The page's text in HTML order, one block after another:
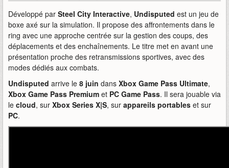
Développé par Steel City Interactive, Undisputed est un jeu de
boxe axé sur la simulation. Il propose des affrontements dans le
ring avec une approche centrée sur la gestion des coups, des
déplacements et des enchaînements. Le titre met en avant une
présentation proche des retransmissions sportives, avec des
modes dédiés aux combats.
Undisputed arrive le 8 juin dans Xbox Game Pass Ultimate,
Xbox Game Pass Premium et PC Game Pass. Il sera jouable via
le cloud, sur Xbox Series X|S, sur appareils portables et sur
PC.